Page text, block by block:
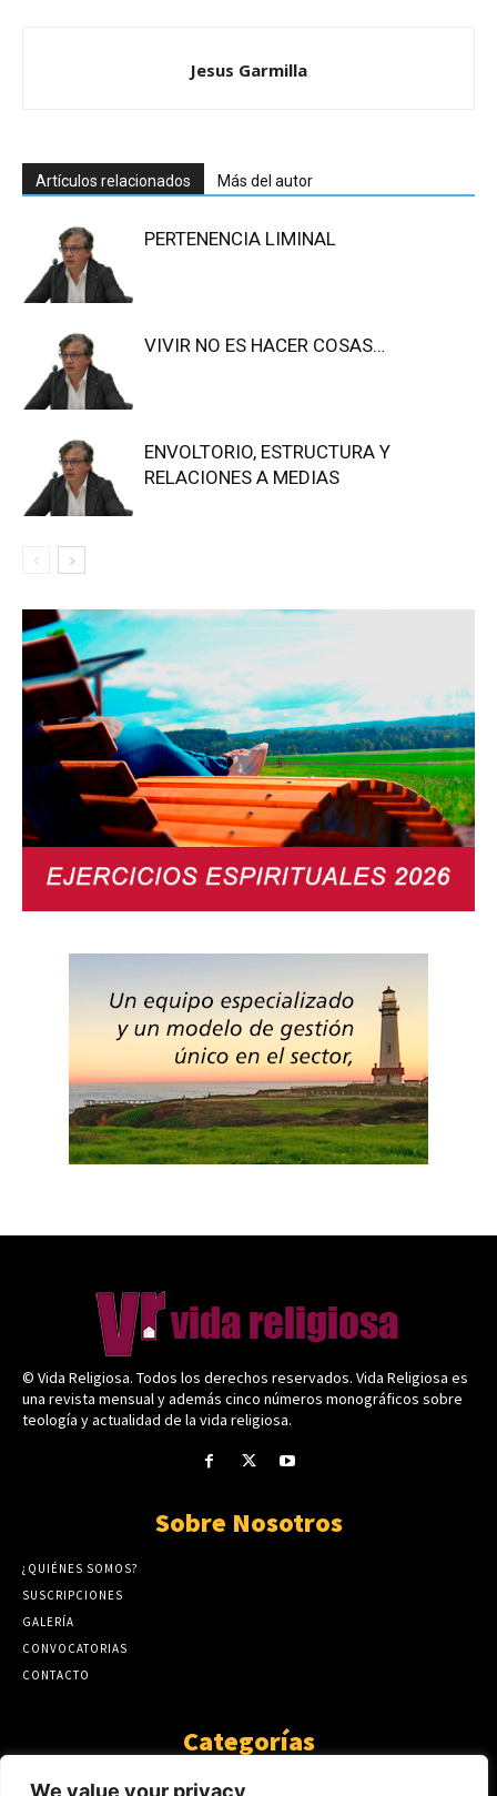
We value your privacy
Jesus Garmilla
Artículos relacionados Más del autor
PERTENENCIA LIMINAL
VIVIR NO ES HACER COSAS…
ENVOLTORIO, ESTRUCTURA Y
RELACIONES A MEDIAS
© Vida Religiosa. Todos los derechos reservados. Vida Religiosa es
una revista mensual y además cinco números monográficos sobre
teología y actualidad de la vida religiosa.
Sobre Nosotros
¿QUIÉNES SOMOS?
SUSCRIPCIONES
GALERÍA
CONVOCATORIAS
CONTACTO
Categorías
ARTÍCULOS